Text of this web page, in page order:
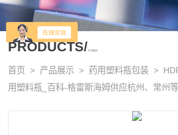
PRODUCTS/ 产品展示
首页 > 产品展示 > 药用塑料瓶包装 >
用塑料瓶_百科-格雷斯海姆供应杭州、常州